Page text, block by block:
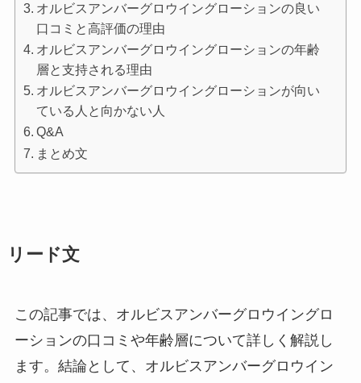
オルビスアンバーグロウイングローションの良い
口コミと高評価の理由
オルビスアンバーグロウイングローションの年齢
層と支持される理由
オルビスアンバーグロウイングローションが向い
ている人と向かない人
Q&A
まとめ文
リード文
この記事では、オルビスアンバーグロウイングロ
ーションの口コミや年齢層について詳しく解説し
ます。結論として、オルビスアンバーグロウイン